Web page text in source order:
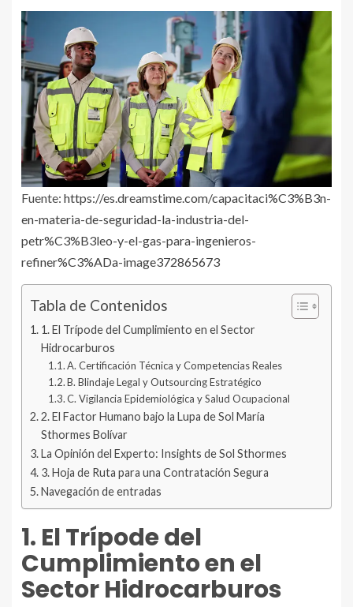
Fuente: https://es.dreamstime.com/capacitaci%C3%B3n-
en-materia-de-seguridad-la-industria-del-
petr%C3%B3leo-y-el-gas-para-ingenieros-
refiner%C3%ADa-image372865673
Tabla de Contenidos
1. El Trípode del Cumplimiento en el Sector
Hidrocarburos
A. Certificación Técnica y Competencias Reales
B. Blindaje Legal y Outsourcing Estratégico
C. Vigilancia Epidemiológica y Salud Ocupacional
2. El Factor Humano bajo la Lupa de Sol María
Sthormes Bolívar
La Opinión del Experto: Insights de Sol Sthormes
3. Hoja de Ruta para una Contratación Segura
Navegación de entradas
1. El Trípode del
Cumplimiento en el
Sector Hidrocarburos